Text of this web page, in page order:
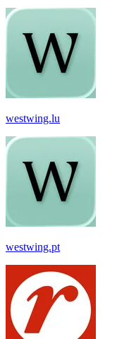
westwing.lu
westwing.pt